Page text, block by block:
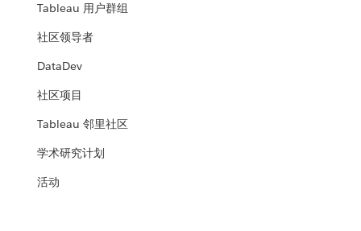
Tableau 用户群组
社区领导者
DataDev
社区项目
Tableau 邻里社区
学术研究计划
活动